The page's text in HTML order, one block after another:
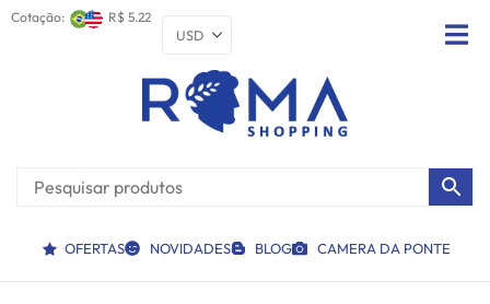
Cotação: R$ 5.22
OFERTAS NOVIDADES BLOG CAMERA DA PONTE